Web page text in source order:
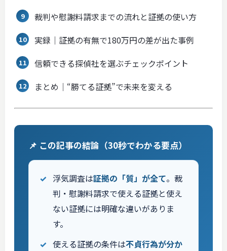
裁判や慰謝料請求までの流れと証拠の使い方
実録｜証拠の有無で180万円の差が出た事例
信頼できる探偵社を選ぶチェックポイント
まとめ｜“勝てる証拠”で未来を変える
📌 この記事の結論（30秒でわかる要点）
浮気調査は証拠の「質」が全て。裁
判・慰謝料請求で使える証拠と使え
ない証拠には明確な違いがありま
す。
使える証拠の条件は不貞行為が分か